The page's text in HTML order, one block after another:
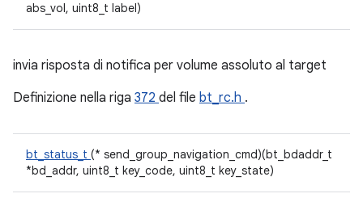
abs_vol, uint8_t label)
invia risposta di notifica per volume assoluto al target
Definizione nella riga 372 del file bt_rc.h .
bt_status_t (* send_group_navigation_cmd)(bt_bdaddr_t
*bd_addr, uint8_t key_code, uint8_t key_state)